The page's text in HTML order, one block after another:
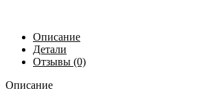
Описание
Детали
Отзывы (0)
Описание